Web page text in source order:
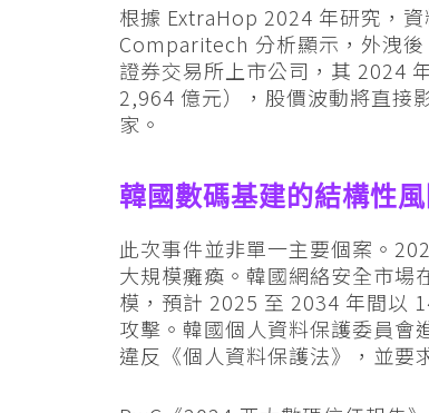
根據 ExtraHop 2024 年研究，
Comparitech 分析顯示，外洩
證券交易所上市公司，其 2024
2,964 億元），股價波動將直接
家。
韓國數碼基建的結構性
此次事件並非單一主要個案。
大規模癱瘓。韓國網絡安全市場
模，預計 2025 至 2034 年間以
攻擊。韓國個人資料保護委員會
違反《個人資料保護法》，並要